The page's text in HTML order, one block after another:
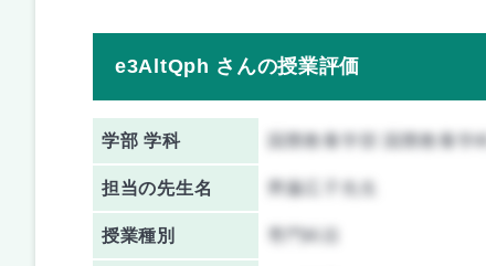
e3AltQph さんの授業評価
学部 学科 国際教養学部 国際教養学科
担当の先生名 齊藤広子先生
授業種別 専門科目